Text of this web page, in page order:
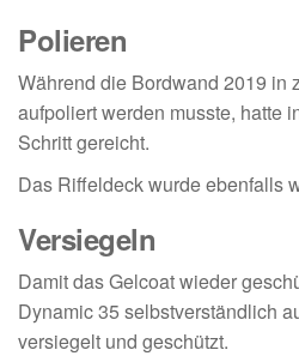
Polieren
Während die Bordwand 2019 in
aufpoliert werden musste, hatte
Schritt gereicht.
Das Riffeldeck wurde ebenfalls
Versiegeln
Damit das Gelcoat wieder
Dynamic 35 selbstverständlich
versiegelt und geschützt.